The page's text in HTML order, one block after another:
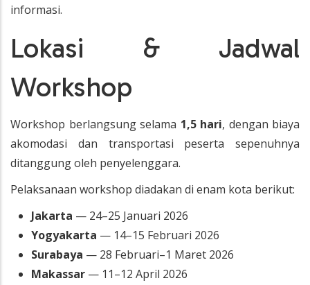
informasi.
Lokasi & Jadwal
Workshop
Workshop berlangsung selama 1,5 hari, dengan biaya
akomodasi dan transportasi peserta sepenuhnya
ditanggung oleh penyelenggara.
Pelaksanaan workshop diadakan di enam kota berikut:
Jakarta — 24–25 Januari 2026
Yogyakarta — 14–15 Februari 2026
Surabaya — 28 Februari–1 Maret 2026
Makassar — 11–12 April 2026